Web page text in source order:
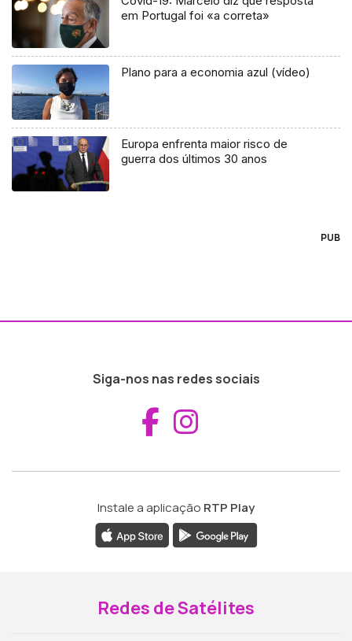
em Portugal foi «a correta»
Plano para a economia azul (vídeo)
Europa enfrenta maior risco de
guerra dos últimos 30 anos
PUB
Siga-nos nas redes sociais
Aceder ao
Instale a aplicação RTP Play
Redes de Satélites